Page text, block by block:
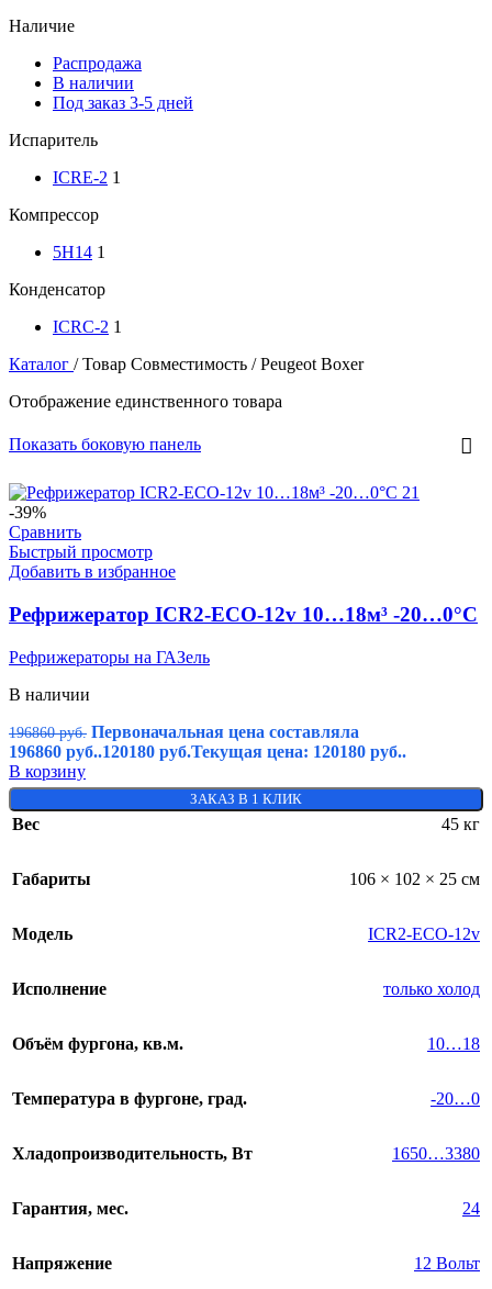
Наличие
Распродажа
В наличии
Под заказ 3-5 дней
Испаритель
ICRE-2 1
Компрессор
5H14 1
Конденсатор
ICRC-2 1
Каталог / Товар Совместимость / Peugeot Boxer
Отображение единственного товара
Показать боковую панель
-39%
Сравнить
Быстрый просмотр
Добавить в избранное
Рефрижератор ICR2-ECO-12v 10…18м³ -20…0°C
Рефрижераторы на ГАЗель
В наличии
196860руб. Первоначальная цена составляла
196860 руб..120180 руб.Текущая цена: 120180 руб..
В корзину
ЗАКАЗ В 1 КЛИК
Вес 45 кг
Габариты 106 × 102 × 25 см
Модель ICR2-ECO-12v
Исполнение только холод
Объём фургона, кв.м. 10…18
Температура в фургоне, град. -20…0
Хладопроизводительность, Вт 1650…3380
Гарантия, мес. 24
Напряжение 12 Вольт